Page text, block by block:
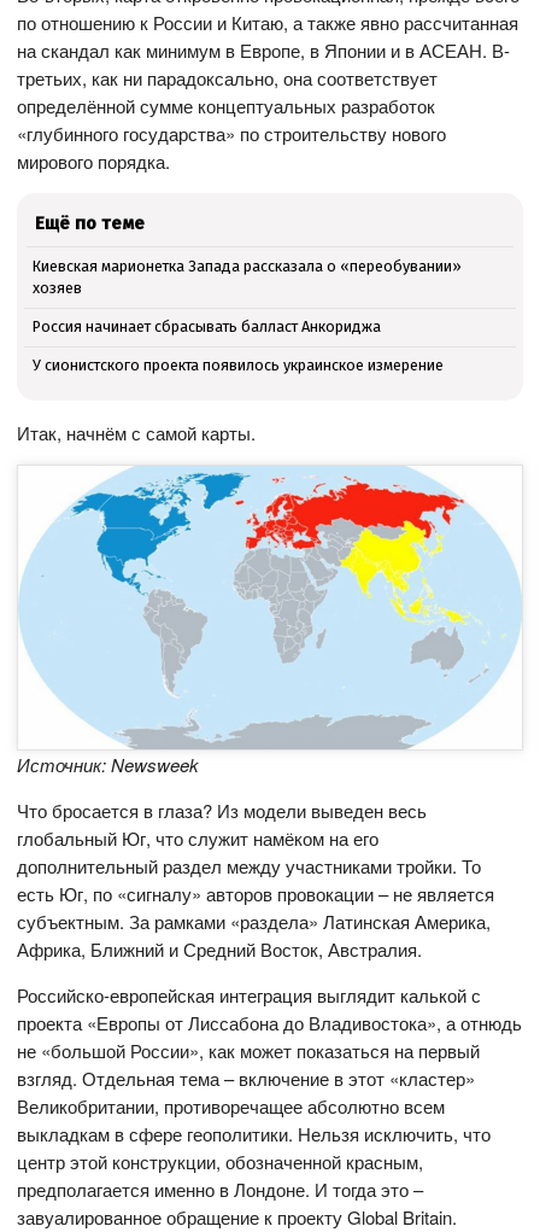
по отношению к России и Китаю, а также явно рассчитанная
на скандал как минимум в Европе, в Японии и в АСЕАН. В-
третьих, как ни парадоксально, она соответствует
определённой сумме концептуальных разработок
«глубинного государства» по строительству нового
мирового порядка.
Ещё по теме
Киевская марионетка Запада рассказала о «переобувании»
хозяев
Россия начинает сбрасывать балласт Анкориджа
У сионистского проекта появилось украинское измерение
Итак, начнём с самой карты.
Источник: Newsweek
Что бросается в глаза? Из модели выведен весь
глобальный Юг, что служит намёком на его
дополнительный раздел между участниками тройки. То
есть Юг, по «сигналу» авторов провокации – не является
субъектным. За рамками «раздела» Латинская Америка,
Африка, Ближний и Средний Восток, Австралия.
Российско-европейская интеграция выглядит калькой с
проекта «Европы от Лиссабона до Владивостока», а отнюдь
не «большой России», как может показаться на первый
взгляд. Отдельная тема – включение в этот «кластер»
Великобритании, противоречащее абсолютно всем
выкладкам в сфере геополитики. Нельзя исключить, что
центр этой конструкции, обозначенной красным,
предполагается именно в Лондоне. И тогда это –
завуалированное обращение к проекту Global Britain.